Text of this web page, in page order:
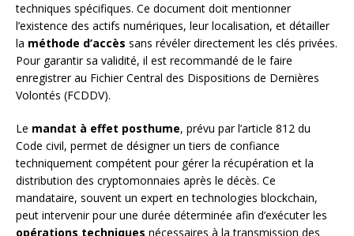
techniques spécifiques. Ce document doit mentionner
l’existence des actifs numériques, leur localisation, et détailler
la méthode d’accès sans révéler directement les clés privées.
Pour garantir sa validité, il est recommandé de le faire
enregistrer au Fichier Central des Dispositions de Dernières
Volontés (FCDDV).
Le mandat à effet posthume, prévu par l’article 812 du
Code civil, permet de désigner un tiers de confiance
techniquement compétent pour gérer la récupération et la
distribution des cryptomonnaies après le décès. Ce
mandataire, souvent un expert en technologies blockchain,
peut intervenir pour une durée déterminée afin d’exécuter les
opérations techniques nécessaires à la transmission des